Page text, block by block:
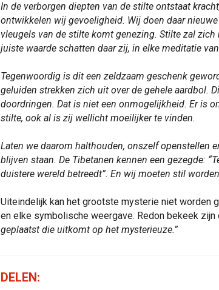
In de verborgen diepten van de stilte ontstaat
ontwikkelen wij gevoeligheid. Wij doen daar
vleugels van de stilte komt genezing. Stilte zal
juiste waarde schatten daar zij, in elke meditatie
Tegenwoordig is dit een zeldzaam geschenk
geluiden strekken zich uit over de gehele aardbol.
doordringen. Dat is niet een onmogelijkheid. Er is
stilte, ook al is zij wellicht moeilijker te vinden.
Laten we daarom halthouden, onszelf openstellen
blijven staan. De Tibetanen kennen een gezegde:
duistere wereld betreedt”. En wij moeten stil
Uiteindelijk kan het grootste mysterie niet worden
en elke symbolische weergave. Redon bekeek
geplaatst die uitkomt op het mysterieuze.”
DELEN: